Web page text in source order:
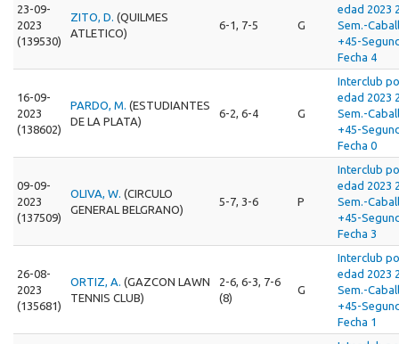
23-09-
2023
(139530)
ZITO, D. (QUILMES
ATLETICO)
6-1, 7-5 G
edad 2023
Sem.-
+45-
Fecha 4
16-09-
2023
(138602)
PARDO, M. (ESTUDIANTES
DE LA PLATA)
6-2, 6-4 G
Interclub
edad 2023
Sem.-
+45-
Fecha 0
09-09-
2023
(137509)
OLIVA, W. (CIRCULO
GENERAL BELGRANO)
5-7, 3-6 P
Interclub
edad 2023
Sem.-
+45-
Fecha 3
26-08-
2023
(135681)
ORTIZ, A. (GAZCON LAWN
TENNIS CLUB)
2-6, 6-3, 7-6
(8)
G
Interclub
edad 2023
Sem.-
+45-
Fecha 1